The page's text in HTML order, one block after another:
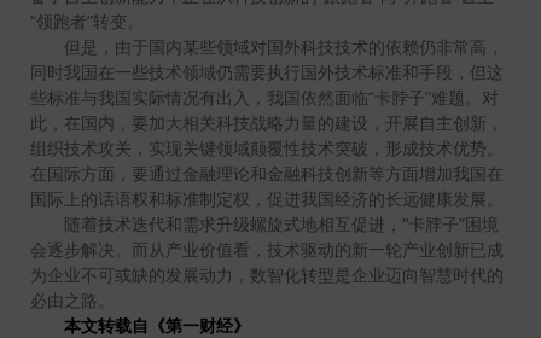
“领跑者”转变。
但是，由于国内某些领域对国外科技技术的依赖仍非常高，
同时我国在一些技术领域仍需要执行国外技术标准和手段，但这
些标准与我国实际情况有出入，我国依然面临“卡脖子”难题。对
此，在国内，要加大相关科技战略力量的建设，开展自主创新，
组织技术攻关，实现关键领域颠覆性技术突破，形成技术优势。
在国际方面，要通过金融理论和金融科技创新等方面增加我国在
国际上的话语权和标准制定权，促进我国经济的长远健康发展。
随着技术迭代和需求升级螺旋式地相互促进，“卡脖子”困境
会逐步解决。而从产业价值看，技术驱动的新一轮产业创新已成
为企业不可或缺的发展动力，数智化转型是企业迈向智慧时代的
必由之路。
本文转载自《第一财经》